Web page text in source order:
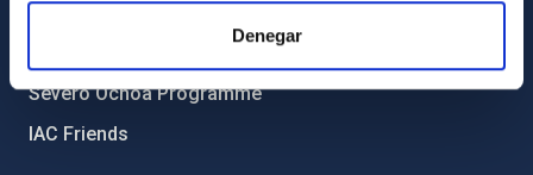
Denegar
IAC Projects
Severo Ochoa Programme
IAC Friends